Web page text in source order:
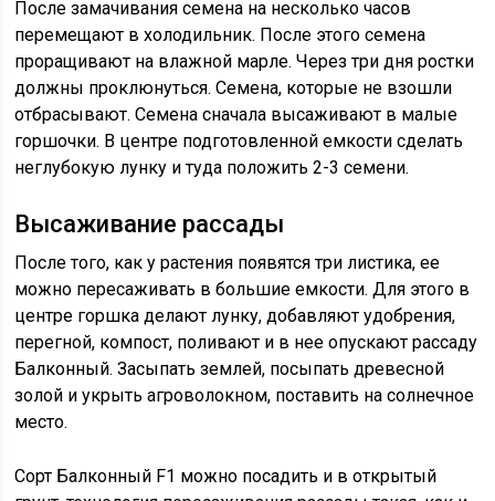
После замачивания семена на несколько часов
перемещают в холодильник. После этого семена
проращивают на влажной марле. Через три дня ростки
должны проклюнуться. Семена, которые не взошли
отбрасывают. Семена сначала высаживают в малые
горшочки. В центре подготовленной емкости сделать
неглубокую лунку и туда положить 2-3 семени.
Высаживание рассады
После того, как у растения появятся три листика, ее
можно пересаживать в большие емкости. Для этого в
центре горшка делают лунку, добавляют удобрения,
перегной, компост, поливают и в нее опускают рассаду
Балконный. Засыпать землей, посыпать древесной
золой и укрыть агроволокном, поставить на солнечное
место.
Сорт Балконный F1 можно посадить и в открытый